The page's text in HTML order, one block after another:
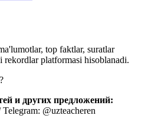
top faktlar, suratlar
platformasi hisoblanadi.
и других предложений:
Telegram: @uzteacheren